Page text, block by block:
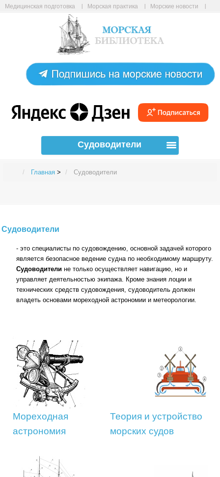
Медицинская подготовка Морская практика
Морские новости
Авиабилеты онлайн
Судоводители
Главная > Судоводители
Судоводители
- это специалисты по судовождению, основной задачей которого
является безопасное ведение судна по необходимому маршруту.
Судоводители не только осуществляет навигацию, но и
управляет деятельностью экипажа. Кроме знания лоции и
технических средств судовождения, судоводитель должен
владеть основами мореходной астрономии и метеорологии.
Мореходная
астрономия
Теория и устройство
морских судов